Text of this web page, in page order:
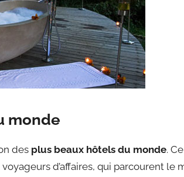
monde
des plus beaux hôtels du monde.
d’affaires, qui parcourent le